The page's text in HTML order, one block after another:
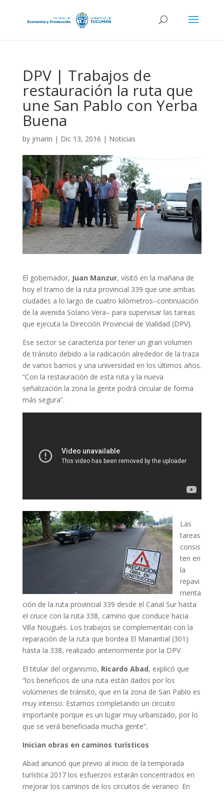
DPV | Trabajos de
restauración la ruta que
une San Pablo con Yerba
Buena
by jmarin | Dic 13, 2016 | Noticias
El gobernador, Juan Manzur, visitó en la mañana de
hoy el tramo de la ruta provincial 339 que une ambas
ciudades a lo largo de cuatro kilómetros–continuación
de la avenida Solano Vera– para supervisar las tareas
que ejecuta la Dirección Provincial de Vialidad (DPV).
Ese sector se caracteriza por tener un gran volumen
de tránsito debido a la radicación alrededor de la traza
de varios barrios y una universidad en los últimos años.
“Con la restauración de esta ruta y la nueva
señalización la zona la gente podrá circular de forma
más segura”.
Las
tareas
consis
ten en
la
repavi
menta
ción de la ruta provincial 339 desde el Canal Sur hasta
el cruce con la ruta 338, camino que conduce hacia
Villa Nougués. Los trabajos se complementan con la
reparación de la ruta que bordea El Manantial (301)
hasta la 338, realizado anteriormente por la DPV.
El titular del organismo, Ricardo Abad, explicó que
“los beneficios de una ruta están dados por los
volúmenes de tránsito, que en la zona de San Pablo es
muy intenso. Estamos completando un circuito
importante porque es un lugar muy urbanizado, por lo
que se verá beneficiada mucha gente”.
Inician obras en caminos turísticos
Abad anunció que previo al inicio de la temporada
turística 2017 los esfuerzos estarán concentrados en
mejorar los caminos de los circuitos de veraneo. En